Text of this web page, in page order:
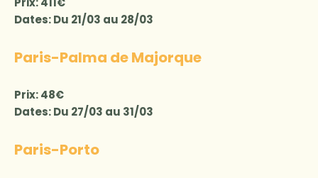
Dates: Du 21/03 au 28/03
Paris-Palma de Majorque
Prix: 48€
Dates: Du 27/03 au 31/03
Paris-Porto